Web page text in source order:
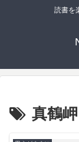
読書を
真鶴岬